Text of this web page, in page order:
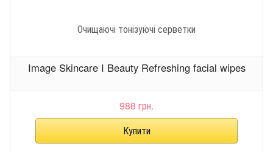
Очищаючі тонізуючі серветки
Image Skincare I Beauty Refreshing facial wipes
988 грн.